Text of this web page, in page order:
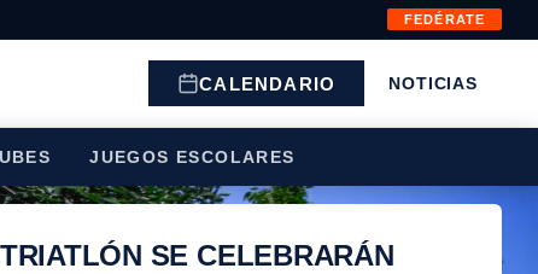
FEDÉRATE
CALENDARIO NOTICIAS
JUEGOS ESCOLARES
SE CELEBRARÁN